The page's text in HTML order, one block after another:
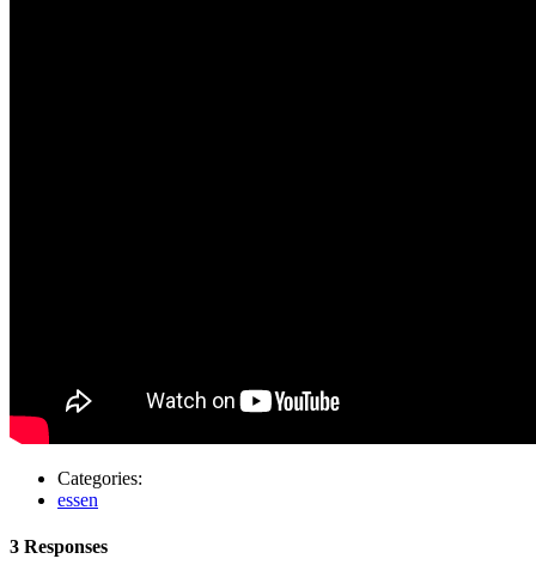
Categories:
essen
3 Responses